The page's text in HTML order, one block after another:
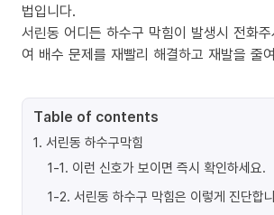
법입니다.
서린동 어디든 하수구 막힘이 발생시 전화
여 배수 문제를 재빨리 해결하고 재발을 줄
Table of contents
1. 서린동 하수구막힘
1-1. 이런 신호가 보이면 즉시 확인하세요.
1-2. 서린동 하수구 막힘은 이렇게 진단합